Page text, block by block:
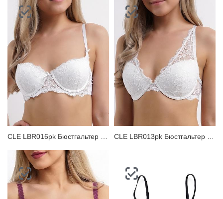
CLE LBR016pk Бюстгальтер женский CLE LBR013pk Бюстгальтер женский